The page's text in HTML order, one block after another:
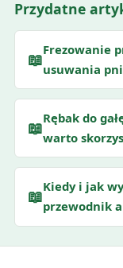
Przydatne
📖Frezowanie
usuwania
📖Rębak do
warto
📖Kiedy i jak
przewodnik